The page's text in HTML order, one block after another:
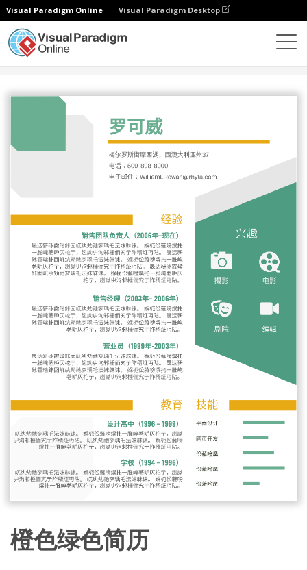
Visual Paradigm Online Visual Paradigm Desktop
橙色绿色简历